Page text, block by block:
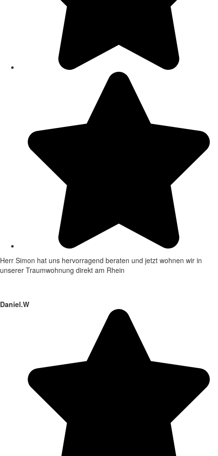
Herr Simon hat uns hervorragend beraten und jetzt wohnen wir in
unserer Traumwohnung direkt am Rhein
Daniel.W